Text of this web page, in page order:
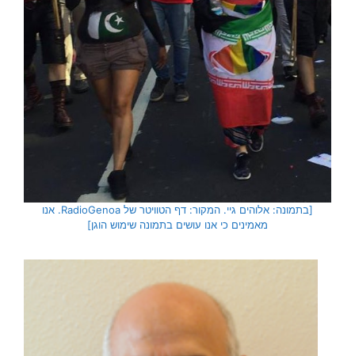
[בתמונה: אלוהים גיי. המקור: דף הטוויטר של RadioGenoa. אנו
מאמינים כי אנו עושים בתמונה שימוש הוגן]